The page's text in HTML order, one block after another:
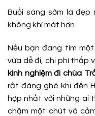
Buổi sáng sớm là
không khí mát hơn.
Nếu bạn đang tìm
vừa dễ đi, chi phí thấp
kinh nghiệm đi chùa
rất đáng ghé khi đến
hợp nhất với những ai
chậm một chút và